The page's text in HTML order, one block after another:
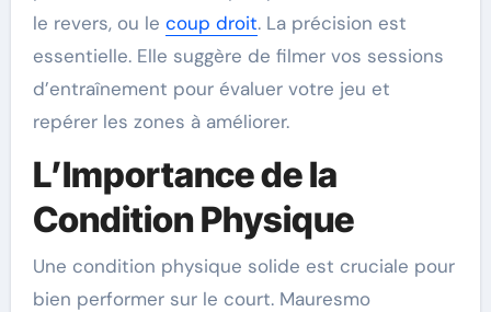
le revers, ou le coup droit. La précision est
essentielle. Elle suggère de filmer vos sessions
d’entraînement pour évaluer votre jeu et
repérer les zones à améliorer.
L’Importance de la
Condition Physique
Une condition physique solide est cruciale pour
bien performer sur le court. Mauresmo